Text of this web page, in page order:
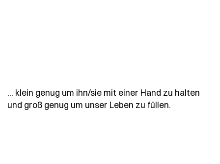
... klein genug um ihn/sie mit einer Hand zu halten
und groß genug um unser Leben zu füllen.